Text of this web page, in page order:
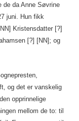
de da Anne Søvrine
juni. Hun fikk
Kristensdatter [?]
[?] [NN]; og
og det er vanskelig
opprinnelige
mellom de to: til